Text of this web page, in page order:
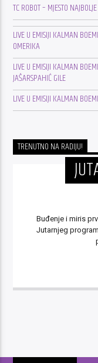
TC ROBOT – MJESTO
LIVE U EMISIJI KALMAN
OMERIKA
LIVE U EMISIJI KALMAN
JAŠARSPAHIĆ GILE
LIVE U EMISIJI KALMAN
TRENUTNO NA RADIJU!
Buđenje i miris
Jutarnjeg